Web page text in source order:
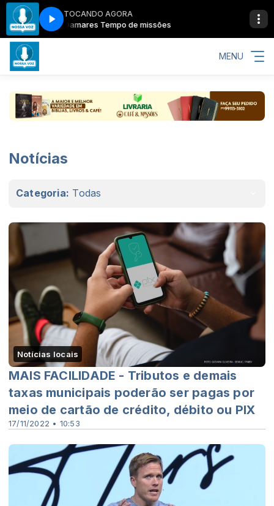
TOCANDO AGORA
Damares Tempo de missões
MENU
Notícias
Categoria: Todas
Notícias locais
17/11/2022 • 10:53
MAIS FACILIDADE - Tributos e demais
taxas municipais poderão ser pagas por
meio de cartão de crédito, débito ou PIX